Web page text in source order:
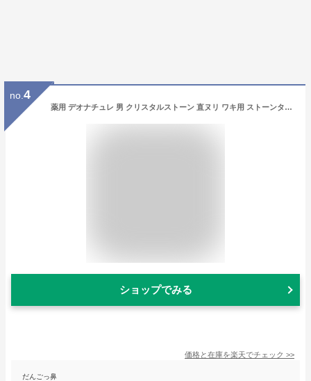
no. 4
薬用 デオナチュレ 男 クリスタルストーン 直ヌリ ワキ用 ストーンタイプ 60g 【ボディケア 体臭対策 ワキガ対策 制汗 デオドラント メントール ミョウバン メンズ】
ショップでみる
価格と在庫を楽天でチェック >>
だんごっ鼻